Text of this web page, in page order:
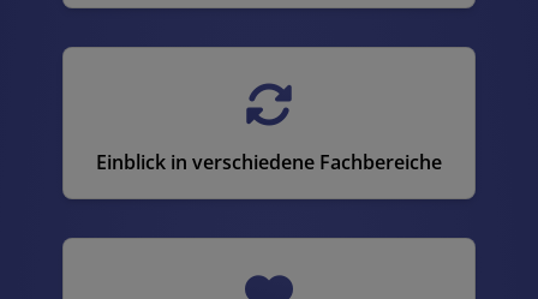
Einblick in verschiedene Fachbereiche